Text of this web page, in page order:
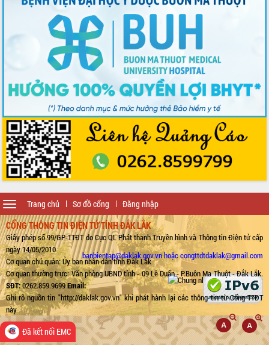
Trang chủ Sơ đồ cổng Đăng nhập
Toggle
navigation
CỔNG THÔNG TIN ĐIỆN TỬ TỈNH ĐẮK LẮK
Giấy phép số 99/GP-TTĐT do Cục QL Phát thanh Truyền hình và Thông tin Điện tử cấp
ngày 14/05/2010
Cơ quan chủ quản: Ủy ban nhân dân tỉnh Đắk Lắk
Cơ quan thường trực: Văn phòng UBND tỉnh - 09 Lê Duẩn - P.Buôn Ma Thuột - Đắk Lắk.
SĐT:0262.859.9699Email:
banbientap@daklak.gov.vn hoặc congttdtdaklak@gmail.com
Ghi rõ nguồn tin "http://daklak.gov.vn" khi phát hành lại các thông tin từ Cổng TTĐT
này
Đã kết nối EMC